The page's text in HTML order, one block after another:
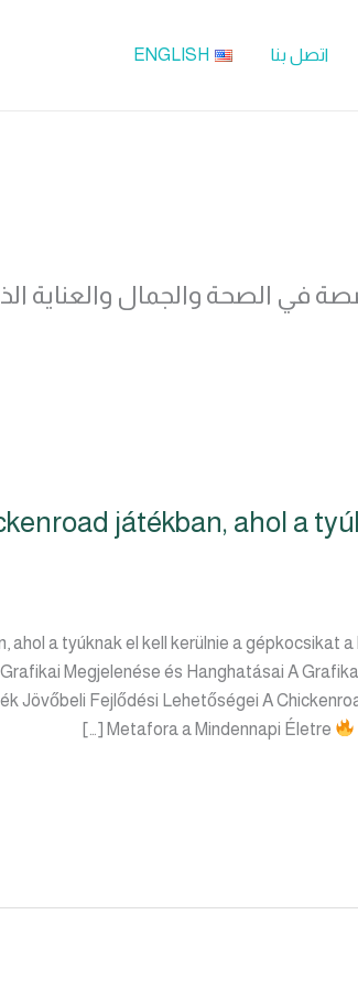
اتصل بنا ENGLISH
في الصحة والجمال والعناية
játékban, ahol a
ahol a tyúknak el kell kerülnie a
Megjelenése és Hanghatásai A
Jövőbeli Fejlődési Lehetőségei A
Metafora a Mindennapi Életre